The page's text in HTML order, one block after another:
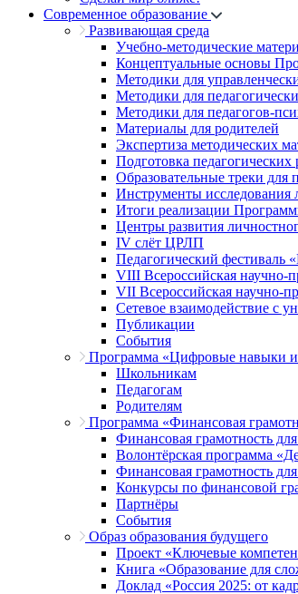
Современное образование
Развивающая среда
Учебно-методические
Концептуальные основы
Методики для
Методики для
Методики для педагогов-
Материалы для родителей
Экспертиза методических
Подготовка педагогических
Образовательные треки для
Инструменты исследования
Итоги реализации
Центры развития
IV слёт ЦРЛП
Педагогический фестиваль
VIII Всероссийская научно-
VII Всероссийская научно-
Сетевое взаимодействие с
Публикации
События
Программа «Цифровые навыки
Школьникам
Педагогам
Родителям
Программа «Финансовая
Финансовая грамотность
Волонтёрская программа
Финансовая грамотность
Конкурсы по финансовой
Партнёры
События
Образ образования будущего
Проект «Ключевые
Книга «Образование для
Доклад «Россия 2025: от